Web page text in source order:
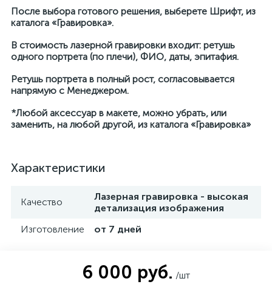
После выбора готового решения, выберете Шрифт, из
каталога «Гравировка».
В стоимость лазерной гравировки входит: ретушь
одного портрета (по плечи), ФИО, даты, эпитафия.
Ретушь портрета в полный рост, согласовывается
напрямую с Менеджером.
*Любой аксессуар в макете, можно убрать, или
заменить, на любой другой, из каталога «Гравировка»
Характеристики
Качество
Лазерная гравировка - высокая
детализация изображения
Изготовление
от 7 дней
6 000 руб. /шт